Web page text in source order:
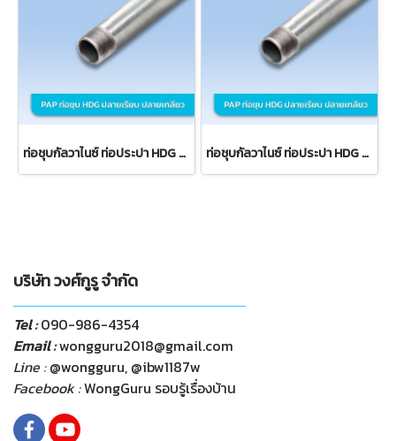
ท่อชุบกัลวาไนซ์ ท่อประปา HDG BS-S คาดเหลือง ปลายเกลียว ท่อชุบกัลวาไนซ์ ท่อประปา HDG BS-S คาดเหลือง ปลายเรียบ
บริษัท วงศ์กูรู จำกัด
Tel :090-986-4354
Email :wongguru2018@gmail.com
Line :@wongguru, @ibw1187w
Facebook :WongGuru รอบรู้เรื่องบ้าน